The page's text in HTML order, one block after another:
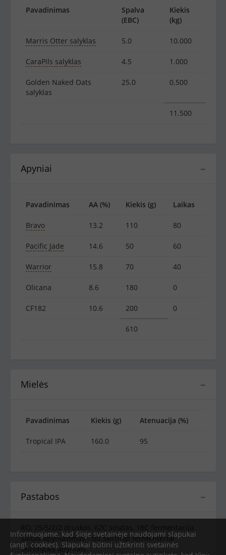
Pavadinimas
Spalva
(EBC)
Kiekis
(kg)
Marris Otter salyklas 5.0 10.000
CaraPils salyklas 4.5 1.000
Golden Naked Oats
salyklas
25.0 0.500
11.500
−
Apyniai
Pavadinimas AA (%) Kiekis (g) Laikas
Bravo 13.2 110 80
Pacific Jade 14.6 50 60
Warrior 15.8 70 40
Olicana 8.6 180 0
CF182 10.6 200 0
610
−
Mielės
Pavadinimas Kiekis (g) Atenuacija (%)
Tropical IPA 160.0 95
−
Pastabos
Šaltas apyniavimas - du skirtingi fermenteriai
skirtingais apyniais.
Informuojame, kad šioje svetainėje naudojami slapukai
(angl. cookies). Slapukai būtini užtikrinti svetainės